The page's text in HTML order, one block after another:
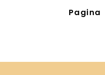
Pagina